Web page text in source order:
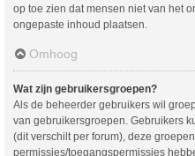
op toe zien dat mensen niet van het
ongepaste inhoud plaatsen.
Omhoog
Wat zijn gebruikersgroepen?
Als de beheerder gebruikers wil
van gebruikersgroepen. Gebruikers
(dit verschilt per forum), deze
permissies/toegangspermissies